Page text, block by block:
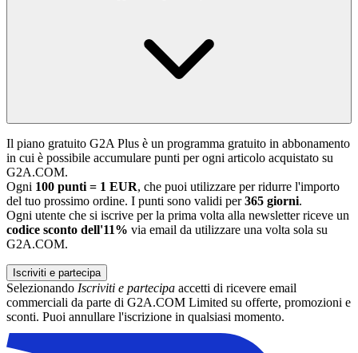
Il piano gratuito G2A Plus è un programma gratuito in abbonamento
in cui è possibile accumulare punti per ogni articolo acquistato su
G2A.COM.
Ogni 100 punti = 1 EUR, che puoi utilizzare per ridurre l'importo
del tuo prossimo ordine. I punti sono validi per365 giorni.
Ogni utente che si iscrive per la prima volta alla newsletter riceve un
codice sconto dell'11% via email da utilizzare una volta sola su
G2A.COM.
Iscriviti e partecipa
Selezionando Iscriviti e partecipa accetti di ricevere email
commerciali da parte di G2A.COM Limited su offerte, promozioni e
sconti. Puoi annullare l'iscrizione in qualsiasi momento.